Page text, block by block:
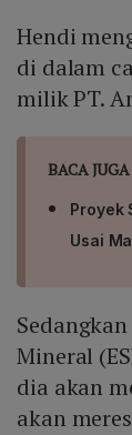
Hendi
di dalam
milik PT.
BACA JUGA
Proyek
Usai
Mineral
dia akan
akan